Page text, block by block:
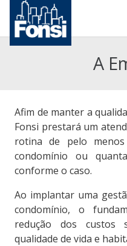
A
Afim de manter a
Fonsi prestará um
rotina de pelo
condomínio ou
conforme o caso.
Ao implantar uma
condomínio, o
redução dos custos
qualidade de vida e